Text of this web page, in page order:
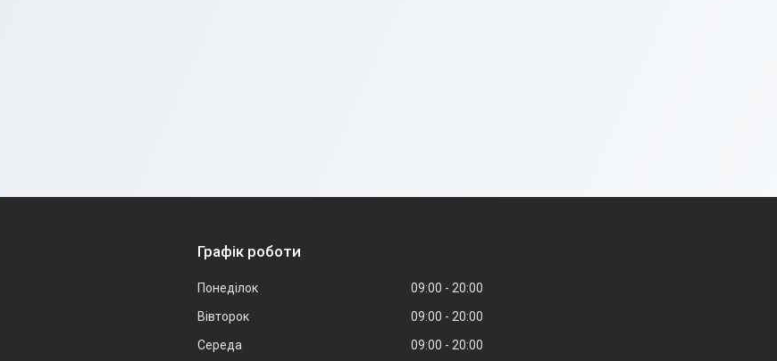
Графік роботи
Понеділок 09:00
20:00
Вівторок
09:00
20:00
Середа
09:00
20:00